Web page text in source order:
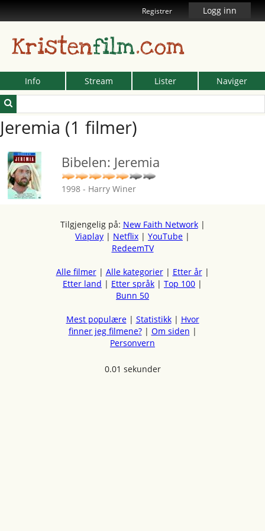
Registrer Logg inn
Kristenfilm.com
Info Stream Lister Naviger
Jeremia (1 filmer)
Bibelen: Jeremia
1998 - Harry Winer
Tilgjengelig på: New Faith Network|
Viaplay | Netflix | YouTube |
RedeemTV
Alle filmer| Alle kategorier| Etter år|
Etter land | Etter språk | Top 100 |
Bunn 50
Mest populære| Statistikk| Hvor
finner jeg filmene?| Om siden |
Personvern
0.01 sekunder